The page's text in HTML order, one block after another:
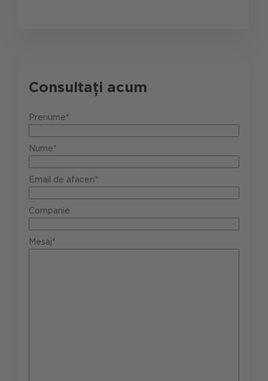
Consultați acum
Prenume*
Nume*
Email de afaceri*
Companie
Mesaj*